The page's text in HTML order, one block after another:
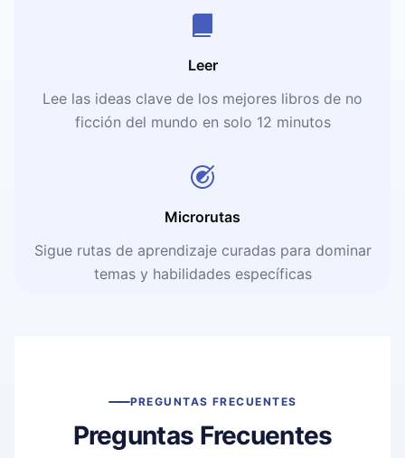
Leer
Lee las ideas clave de los mejores libros de no
ficción del mundo en solo 12 minutos
Microrutas
Sigue rutas de aprendizaje curadas para dominar
temas y habilidades específicas
PREGUNTAS FRECUENTES
Preguntas Frecuentes